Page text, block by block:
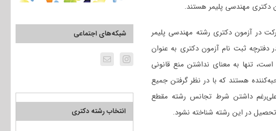
دکتری مهندسی پلیمر هستند.
در آزمون دکتری رشته مهندسی پلیمر
ثبت نام آزمون دکتری به عنوان
تنها به معنای نداشتن منع قانونی
هستند که با در نظر گرفتن جمیع
داشتن شرط تجانس رشته مقطع
تحصیل در این رشته شناخته نشود.
شبکه‌های اجتماعی
انتخاب رشته دکتری